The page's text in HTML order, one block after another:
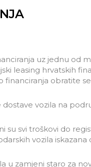
uz jednu od
leasing hrvatskih
obratite
vozila na
su svi troškovi do
vozila iskazana
u zamjeni staro za